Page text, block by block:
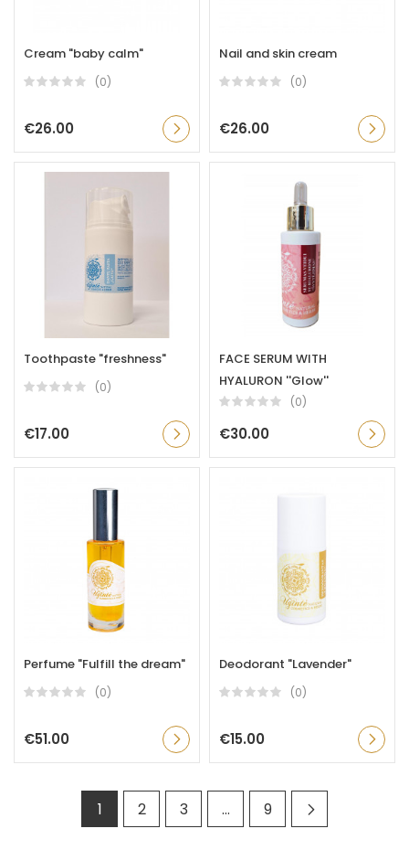
Cream "baby calm"
(0)
€26.00
Nail and skin cream
(0)
€26.00
Toothpaste "freshness"
(0)
€17.00
FACE SERUM WITH
HYALURON ''Glow''
(0)
€30.00
Perfume "Fulfill the dream"
(0)
€51.00
Deodorant "Lavender"
(0)
€15.00
1 2 3 … 9